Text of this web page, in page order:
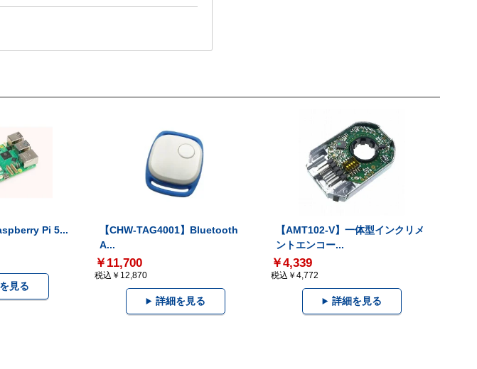
Pi 5...
見る
【CHW-TAG4001】Bluetooth
A...
￥11,700
税込￥12,870
詳細を見る
【AMT102-V】一体型インクリメ
ントエンコー...
￥4,339
税込￥4,772
詳細を見る